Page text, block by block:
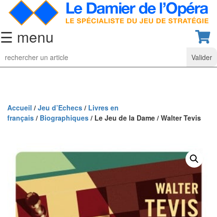
☰ menu
Jeu
d’Echecs
collection
d’échecs
classiques
Coffrets
Accueil / Jeu d’Echecs / Livres en
français / Biographiques / Le Jeu de la Dame / Walter Tevis